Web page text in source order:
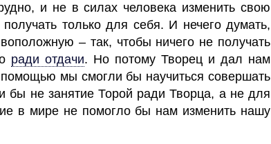
и не в силах человека изменить свою
только для себя. И нечего думать,
– так, чтобы ничего не получать
ради отдачи. Но потому Творец и дал нам
мы смогли бы научиться совершать
бы не занятие Торой ради Творца, а не для
в мире не помогло бы нам изменить нашу